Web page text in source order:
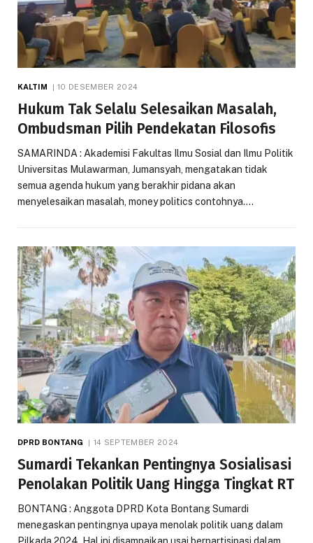
KALTIM 10 DESEMBER 2024
Hukum Tak Selalu Selesaikan Masalah,
Ombudsman Pilih Pendekatan Filosofis
SAMARINDA : Akademisi Fakultas Ilmu Sosial dan Ilmu Politik
Universitas Mulawarman, Jumansyah, mengatakan tidak
semua agenda hukum yang berakhir pidana akan
menyelesaikan masalah, money politics contohnya.…
DPRD BONTANG 14 SEPTEMBER 2024
Sumardi Tekankan Pentingnya Sosialisasi
Penolakan Politik Uang Hingga Tingkat RT
BONTANG : Anggota DPRD Kota Bontang Sumardi
menegaskan pentingnya upaya menolak politik uang dalam
Pilkada 2024. Hal ini disampaikan usai berpartisipasi dalam